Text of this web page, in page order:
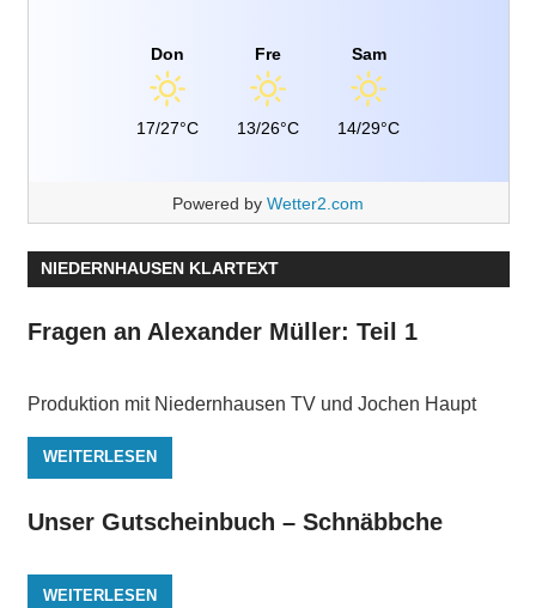
Don
17/27°C
Fre
13/26°C
Sam
14/29°C
Powered by Wetter2.com
NIEDERNHAUSEN KLARTEXT
Fragen an Alexander Müller: Teil 1
Produktion mit Niedernhausen TV und Jochen Haupt
WEITERLESEN
Unser Gutscheinbuch – Schnäbbche
WEITERLESEN